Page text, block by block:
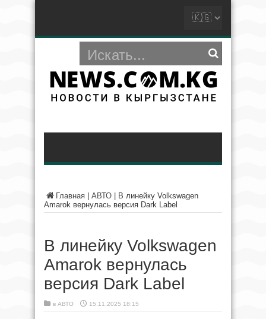
Главная АВТО
В линейку Volkswagen
Amarok вернулась версия Dark Label
В линейку Volkswagen
Amarok вернулась
версия Dark Label
в АВТО 15.11.2025 18:15